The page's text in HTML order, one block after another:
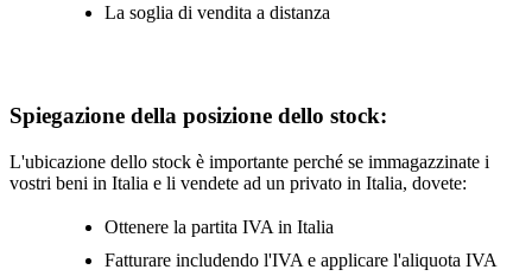
La soglia di vendita a distanza
Spiegazione della posizione dello stock:
L'ubicazione dello stock è importante perché se immagazzinate i
vostri beni in Italia e li vendete ad un privato in Italia, dovete:
Ottenere la partita IVA in Italia
Fatturare includendo l'IVA e applicare l'aliquota IVA